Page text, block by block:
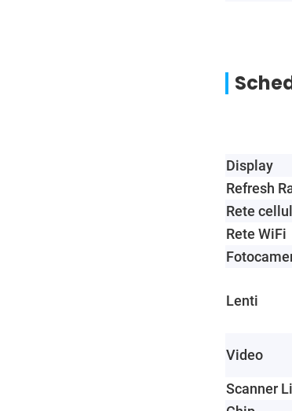
Display
Refresh
Rete
Rete WiFi
Lenti
Video
Scanner